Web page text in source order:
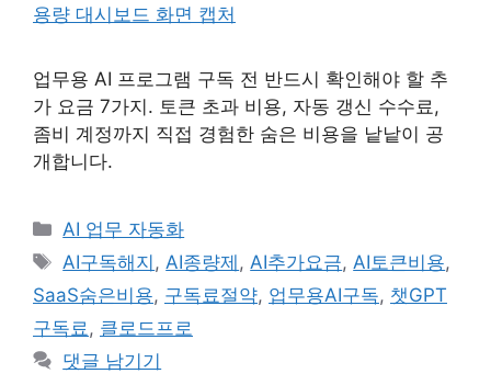
업무용 AI 프로그램 구독 전 반드시 확인해야 할 추
가 요금 7가지. 토큰 초과 비용, 자동 갱신 수수료,
좀비 계정까지 직접 경험한 숨은 비용을 낱낱이 공
개합니다.
카
테
리
AI 업무 자동화
태
그
AI구독해지 , AI종량제 , AI추가요금, AI토큰비용,
SaaS숨은비용, 구독료절약, 업무용AI구독, 챗GPT
구독료 , 클로드프로
댓글 남기기